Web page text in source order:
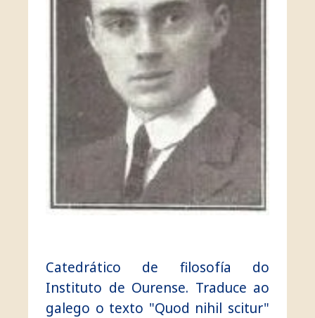
Catedrático de filosofía do
Instituto de Ourense. Traduce ao
galego o texto "Quod nihil scitur"